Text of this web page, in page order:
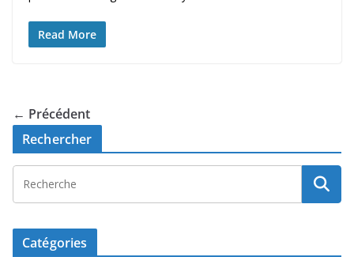
Read More
← Précédent
Rechercher
Catégories